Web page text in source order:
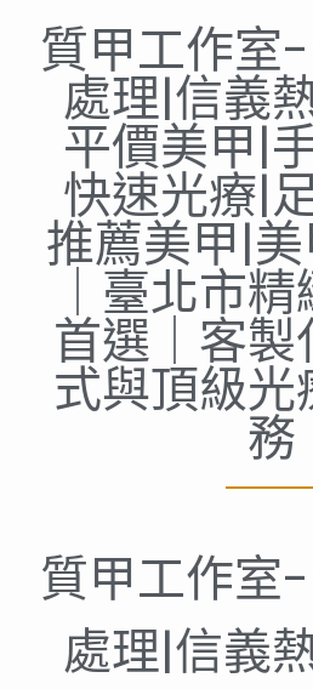
質甲工作室
處理|信義
平價美甲|
快速光療|
推薦美甲|
｜臺北市
首選｜客
式與頂級
務
質甲工作室
處理|信義